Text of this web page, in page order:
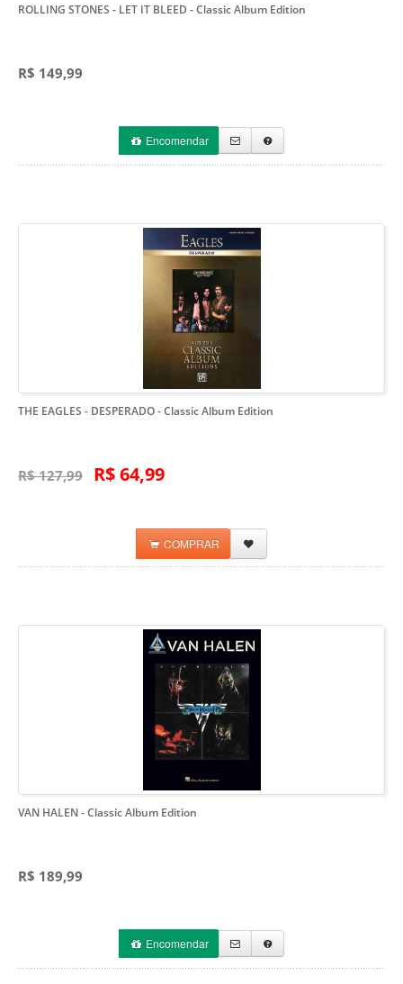
ROLLING STONES - LET IT BLEED - Classic Album Edition
R$ 149,99
Encomendar
THE EAGLES - DESPERADO- Classic Album Edition
R$ 127,99 R$ 64,99
COMPRAR
VAN HALEN- Classic Album Edition
R$ 189,99
Encomendar